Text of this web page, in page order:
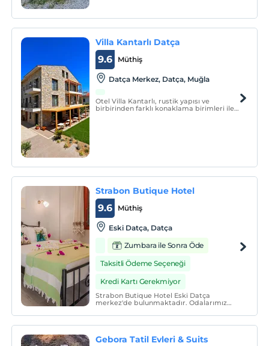
Villa Kantarlı Datça
Müthiş
9.6
Datça Merkez, Datça, Muğla
Otel Villa Kantarlı, rustik yapısı ve
birbirinden farklı konaklama birimleri ile
Strabon Butique Hotel
Müthiş
9.6
Eski Datça, Datça
Zumbara ile Sonra Öde
Taksitli Ödeme Seçeneği
Kredi Kartı Gerekmiyor
Strabon Butique Hotel Eski Datça
merkez'de bulunmaktadır. Odalarımız
düzenlenmiştir. Kahvaltımız organik
ürünlerden oluşmaktadır.
Gebora Tatil Evleri & Suits